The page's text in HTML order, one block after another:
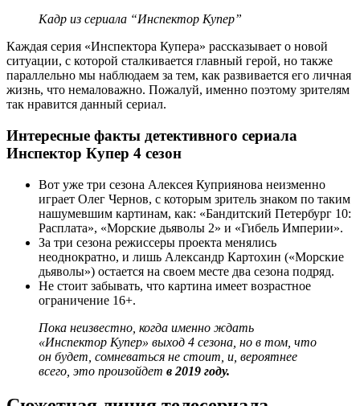
Кадр из сериала “Инспектор Купер”
Каждая серия «Инспектора Купера» рассказывает о новой
ситуации, с которой сталкивается главный герой, но также
параллельно мы наблюдаем за тем, как развивается его личная
жизнь, что немаловажно. Пожалуй, именно поэтому зрителям
так нравится данный сериал.
Интересные факты детективного сериала
Инспектор Купер 4 сезон
Вот уже три сезона Алексея Куприянова неизменно
играет Олег Чернов, с которым зритель знаком по таким
нашумевшим картинам, как: «Бандитский Петербург 10:
Расплата», «Морские дьяволы 2» и «Гибель Империи».
За три сезона режиссеры проекта менялись
неоднократно, и лишь Александр Картохин («Морские
дьяволы») остается на своем месте два сезона подряд.
Не стоит забывать, что картина имеет возрастное
ограничение 16+.
Пока неизвестно, когда именно ждать
«Инспектор Купер» выход 4 сезона, но в том, что
он будет, сомневаться не стоит, и, вероятнее
всего, это произойдет в 2019 году.